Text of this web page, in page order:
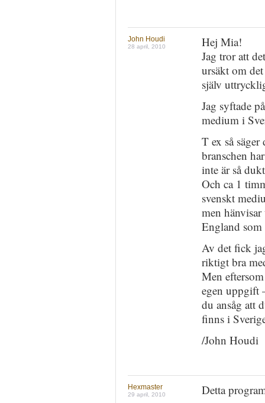
John Houdi
28 april, 2010
Hej Mia!
Jag tror att
ursäkt om
själv
Jag syftade
medium i
T ex så
branschen
inte är så
Och ca 1
svenskt
men
England
Av det fick
riktigt bra
Men
egen uppgift
du ansåg att
finns i
/John Houdi
Hexmaster
29 april, 2010
Detta